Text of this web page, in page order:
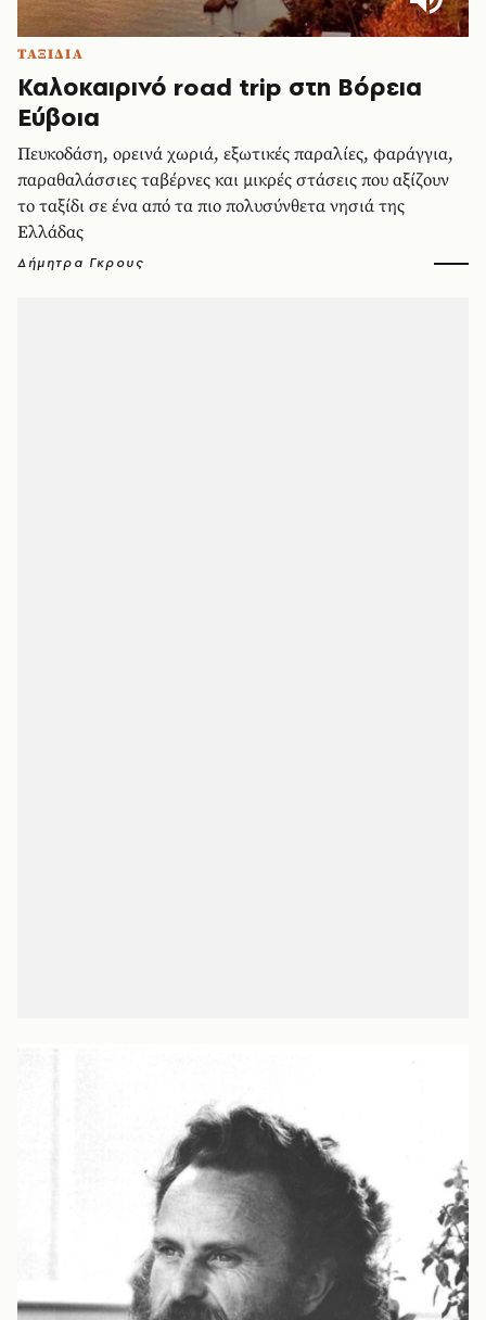
ΤΑΞΙΔΙΑ
Καλοκαιρινό road trip στη Βόρεια
Εύβοια
Πευκοδάση, ορεινά χωριά, εξωτικές παραλίες, φαράγγια,
παραθαλάσσιες ταβέρνες και μικρές στάσεις που αξίζουν
το ταξίδι σε ένα από τα πιο πολυσύνθετα νησιά της
Ελλάδας
Δήμητρα Γκρους